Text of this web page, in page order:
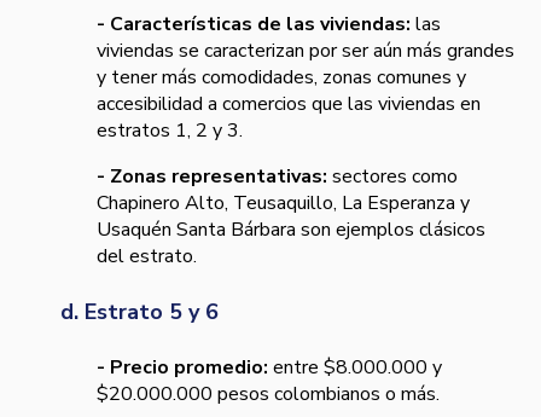
- Características de las viviendas: las
viviendas se caracterizan por ser aún más grandes
y tener más comodidades, zonas comunes y
accesibilidad a comercios que las viviendas en
estratos 1, 2 y 3.
- Zonas representativas: sectores como
Chapinero Alto, Teusaquillo, La Esperanza y
Usaquén Santa Bárbara son ejemplos clásicos
del estrato.
d. Estrato 5 y 6
- Precio promedio: entre $8.000.000 y
$20.000.000 pesos colombianos o más.